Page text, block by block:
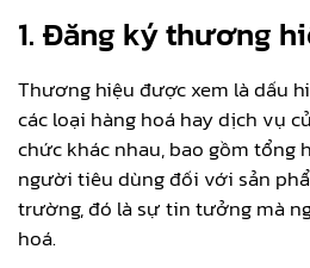
1. Đăng ký thương
Thương hiệu được xem là dấu
các loại hàng hoá hay dịch vụ
chức khác nhau, bao gồm tổng
người tiêu dùng đối với sản
trường, đó là sự tin tưởng mà
hoá.